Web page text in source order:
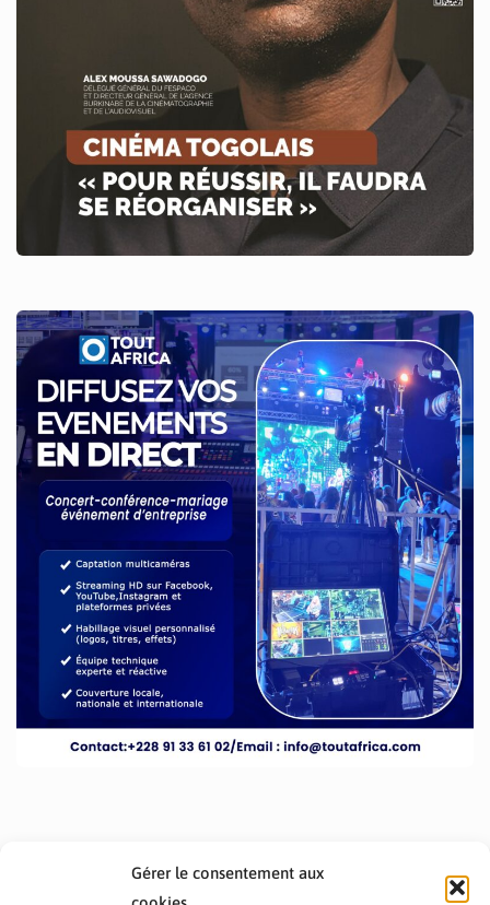
Gérer le consentement aux